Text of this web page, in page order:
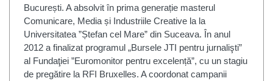
București. A absolvit în prima generație masterul
Comunicare, Media și Industriile Creative la la
Universitatea ”Ștefan cel Mare” din Suceava. În anul
2012 a finalizat programul „Bursele JTI pentru jurnalişti”
al Fundaţiei ”Euromonitor pentru excelență”, cu un stagiu
de pregătire la RFI Bruxelles. A coordonat campanii